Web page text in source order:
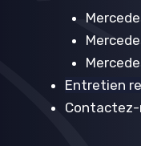
Entretien
Contactez-